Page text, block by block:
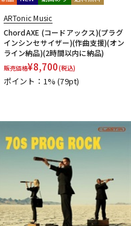
ARTonic Music
ChordAXE (コードアックス)(プラグ
インシンセサイザー)(作曲支援)(オン
ライン納品)(2時間以内に納品)
販売価格¥8,700(税込)
ポイント：1%(79pt)